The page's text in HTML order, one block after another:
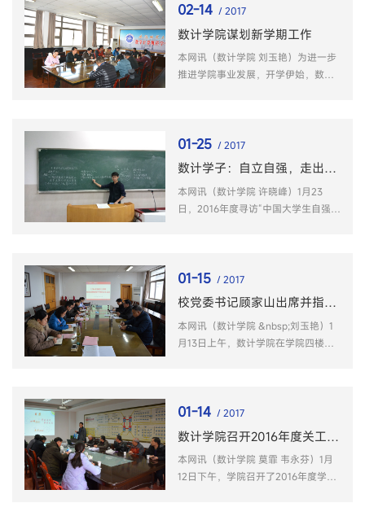
代表学院向离退休教师送去新春的祝
福。
02-14 / 2017
数计学院谋划新学期工作
本网讯（数计学院 刘玉艳）为进一步
推进学院事业发展，开学伊始，数计
01-25 / 2017
数计学子：自立自强，走出属于自己的路！
本网讯（数计学院 许晓峰）1月23
日，2016年度寻访“中国大学生自强之
学，以其奋发图强、自立自强的感人
故事从全国...
01-15 / 2017
校党委书记顾家山出席并指导数计学院2016年度民主生活会
本网讯（数计学院 &nbsp;刘玉艳）1
月13日上午，数计学院在学院四楼会
01-14 / 2017
数计学院召开2016年度关工委、退教协、退休支委成员座谈会
本网讯（数计学院 莫霏 韦永芬）1月
12日下午，学院召开了2016年度学院